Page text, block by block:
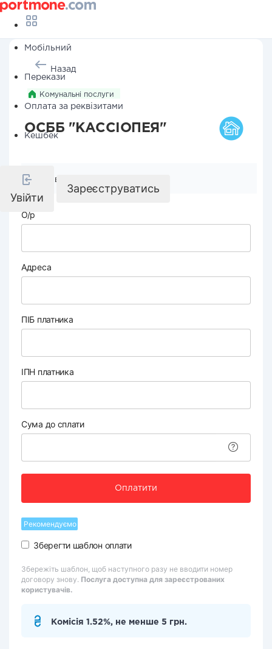
Мобільний
Перекази
Оплата за реквізитами
Кешбек
Увійти
Зареєструватись
Назад
Комунальні послуги
ОСББ "КАССІОПЕЯ"
Реквізити компанії
О/р
Адреса
ПІБ платника
ІПН платника
Сума до сплати
Оплатити
Рекомендуємо
Зберегти шаблон оплати
Збережіть шаблон, щоб наступного разу не вводити номер
договору знову. Послуга доступна для зареєстрованих
користувачів.
Комісія 1.52%, не менше 5 грн.